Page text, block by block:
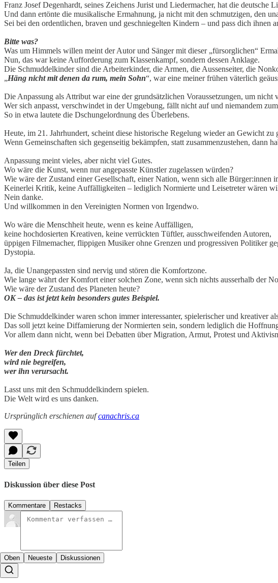
Franz Josef Degenhardt, seines Zeichens Jurist und Liedermacher, hat die deutsche
Und dann ertönte die musikalische Ermahnung, ja nicht mit den schmutzigen, den
Sei bei den ordentlichen, braven und geschniegelten Kindern – und pass dich ihnen
Bitte was?
Was um Himmels willen meint der Autor und Sänger mit dieser „fürsorglichen“
Nun, das war keine Aufforderung zum Klassenkampf, sondern dessen Anklage.
Die Schmuddelkinder sind die Arbeiterkinder, die Armen, die Aussenseiter, die
„Häng nicht mit denen da rum, mein Sohn“, war eine meiner frühen väterlich
Die Anpassung als Attribut war eine der grundsätzlichen Voraussetzungen, um
Wer sich anpasst, verschwindet in der Umgebung, fällt nicht auf und niemandem
So in etwa lautete die Dschungelordnung des Überlebens.
Heute, im 21. Jahrhundert, scheint diese historische Regelung wieder an Gewicht zu
Wenn Gemeinschaften sich gegenseitig bekämpfen, statt zusammenzustehen, dann
Anpassung meint vieles, aber nicht viel Gutes.
Wo wäre die Kunst, wenn nur angepasste Künstler zugelassen würden?
Wie wäre der Zustand einer Gesellschaft, einer Nation, wenn sich alle Bürger:innen
Keinerlei Kritik, keine Auffälligkeiten – lediglich Normierte und Leisetreter wären
Nein danke.
Und willkommen in den Vereinigten Normen von Irgendwo.
Wo wäre die Menschheit heute, wenn es keine Auffälligen,
keine hochdosierten Kreativen, keine verrückten Tüftler, ausschweifenden Autoren,
üppigen Filmemacher, flippigen Musiker ohne Grenzen und progressiven Politiker
Dystopia.
Ja, die Unangepassten sind nervig und stören die Komfortzone.
Wie lange währt der Komfort einer solchen Zone, wenn sich nichts ausserhalb der
Wie wäre der Zustand des Planeten heute?
OK – das ist jetzt kein besonders gutes Beispiel.
Die Schmuddelkinder waren schon immer interessanter, spielerischer und kreativer
Das soll jetzt keine Diffamierung der Normierten sein, sondern lediglich die
Vor allem dann nicht, wenn bei Debatten über Migration, Armut, Protest und
Wer den Dreck fürchtet,
wird nie begreifen,
wer ihn verursacht.
Lasst uns mit den Schmuddelkindern spielen.
Die Welt wird es uns danken.
Ursprünglich erschienen aufcanachris.ca
Teilen
Diskussion über diese Post
Kommentare Restacks
Oben Neueste Diskussionen